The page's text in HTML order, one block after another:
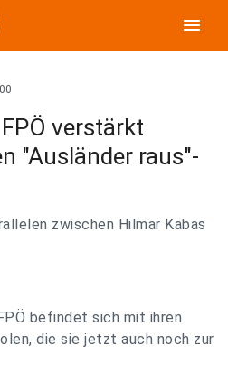
menu
verstärkt
"Ausländer raus"-
zwischen Hilmar Kabas
befindet sich mit ihren
die sie jetzt auch noch zur